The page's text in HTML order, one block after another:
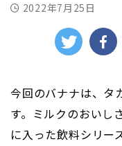
2022年7月25日
今回のバナナは、タ
す。ミルクのおいし
に入った飲料シリー